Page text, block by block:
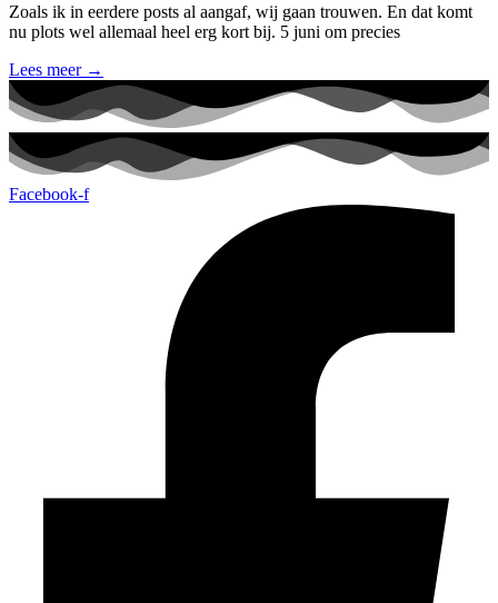
Zoals ik in eerdere posts al aangaf, wij gaan trouwen. En dat komt
nu plots wel allemaal heel erg kort bij. 5 juni om precies
Lees meer →
Facebook-f